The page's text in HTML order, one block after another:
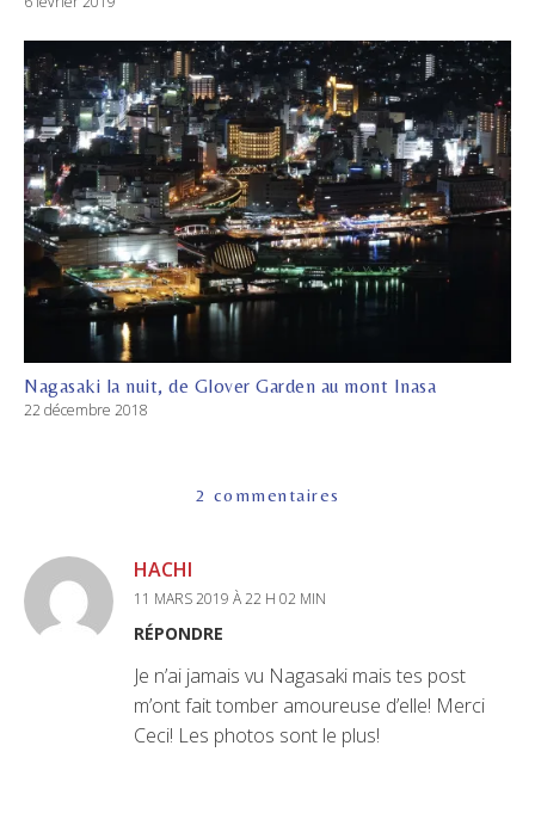
Nagasaki la nuit, de Glover Garden au mont Inasa
22 décembre 2018
2 commentaires
HACHI
11 MARS 2019 À 22 H 02 MIN
RÉPONDRE
Je n’ai jamais vu Nagasaki mais tes post
m’ont fait tomber amoureuse d’elle! Merci
Ceci! Les photos sont le plus!